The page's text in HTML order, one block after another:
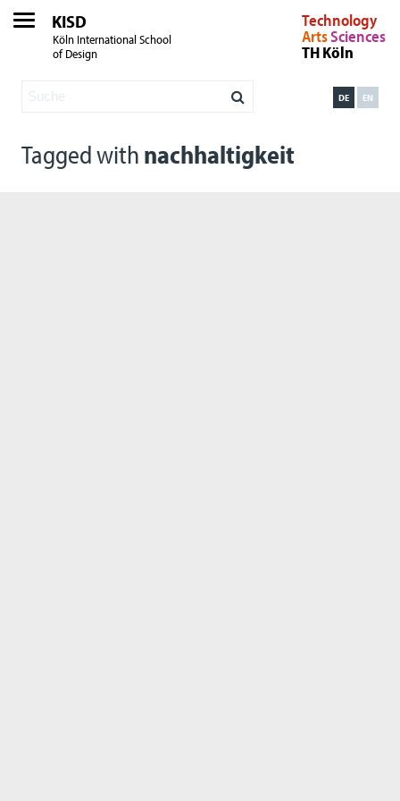
KISD
Köln International School
of Design
Technology
ArtsSciences
TH Köln
EN
DE
Tagged with nachhaltigkeit